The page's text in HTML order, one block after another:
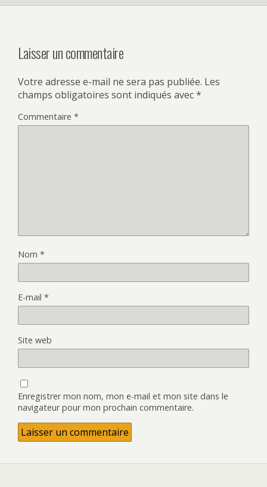
Laisser un commentaire
Votre adresse e-mail ne sera pas publiée. Les
champs obligatoires sont indiqués avec*
Commentaire *
Nom *
E-mail *
Site web
Enregistrer mon nom, mon e-mail et mon site dans le
navigateur pour mon prochain commentaire.